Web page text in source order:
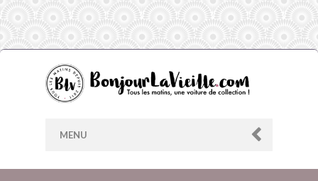
MENU